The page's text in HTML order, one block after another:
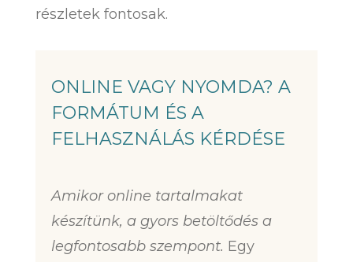
részletek fontosak.
ONLINE VAGY NYOMDA? A
FORMÁTUM ÉS A
FELHASZNÁLÁS KÉRDÉSE
Amikor online tartalmakat
készítünk, a gyors betöltődés a
legfontosabb szempont. Egy